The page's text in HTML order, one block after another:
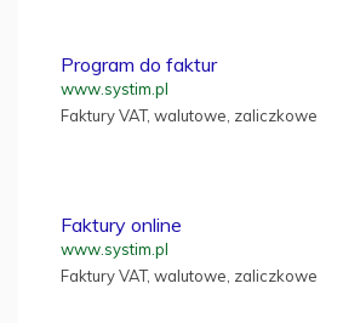
Program do faktur
www.systim.pl
Faktury VAT, walutowe, zaliczkowe
Faktury online
www.systim.pl
Faktury VAT, walutowe, zaliczkowe